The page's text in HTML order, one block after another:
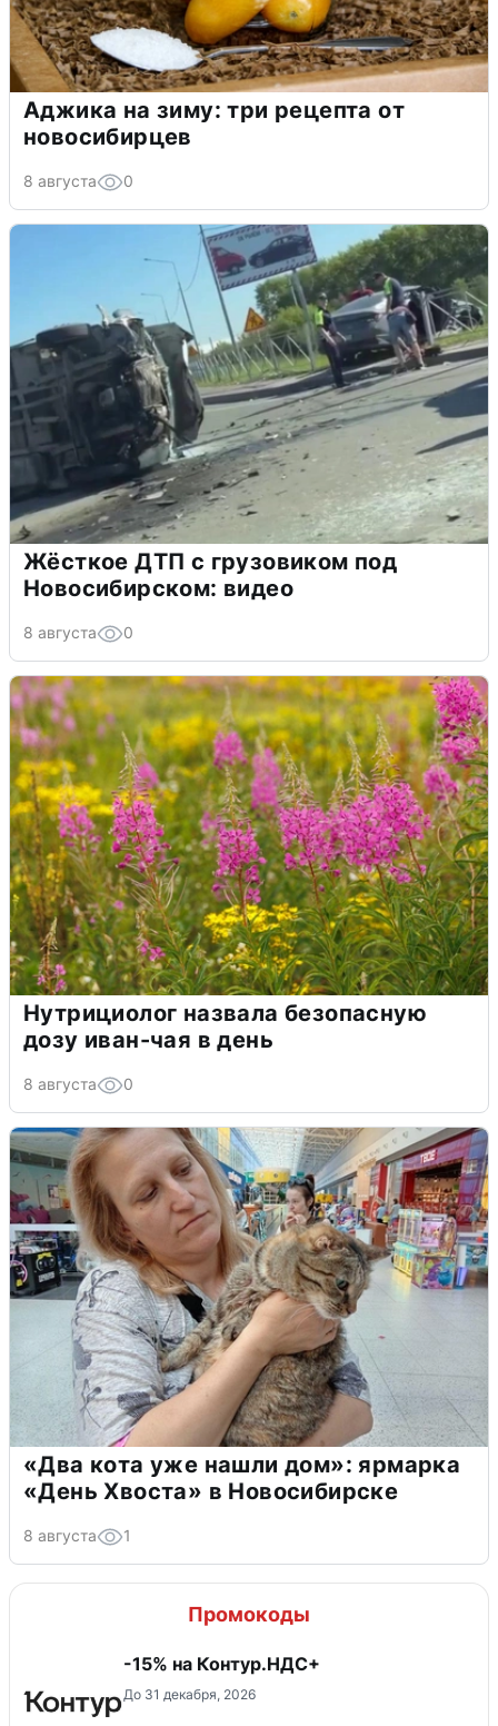
Аджика на зиму: три рецепта от
новосибирцев
8 августа 0
Жёсткое ДТП с грузовиком под
Новосибирском: видео
8 августа 0
Нутрициолог назвала безопасную
дозу иван-чая в день
8 августа 0
«Два кота уже нашли дом»: ярмарка
«День Хвоста» в Новосибирске
8 августа 1
Промокоды
-15% на Контур.НДС+
До 31 декабря, 2026